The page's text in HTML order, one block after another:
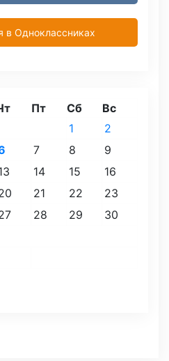
в Одноклассниках
Пт Сб Вс
1
2
7 8
9
14 15
16
21 22
23
28 29
30